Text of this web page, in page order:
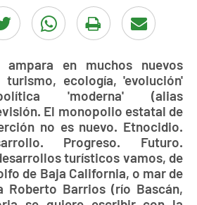
en muchos nuevos
ecología, 'evolución'
'moderna' (alias
El monopolio estatal de
no es nuevo. Etnocidio.
Progreso. Futuro.
turísticos vamos, de
de Baja California, o mar de
Roberto Barrios (río Bascán,